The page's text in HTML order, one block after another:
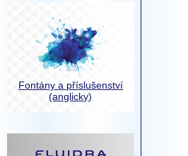
Fontány a příslušenství
(anglicky)